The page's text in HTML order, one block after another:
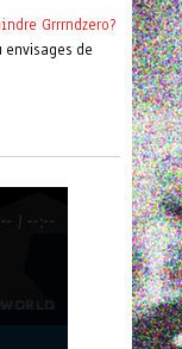
Grrrndzero?
de